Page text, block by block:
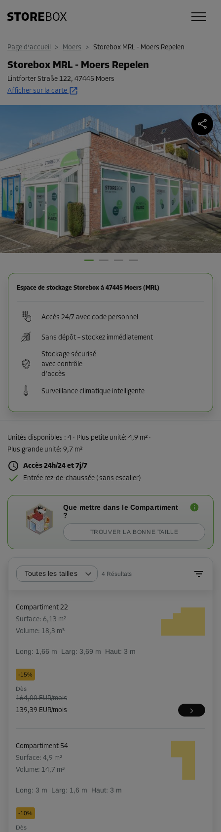
Page d'accueil > Moers > Storebox MRL - Moers Repelen
Storebox MRL - Moers Repelen
Lintforter Straße 122, 47445 Moers
Afficher sur la carte
Espace de stockage Storebox à 47445 Moers (MRL)
Accès 24/7 avec code personnel
Sans dépôt – stockez immédiatement
Stockage sécurisé
avec contrôle
d’accès
Surveillance climatique intelligente
Unités disponibles : 4 · Plus petite unité: 4,9 m² ·
Plus grande unité: 9,7 m²
Accès 24h/24 et 7j/7
Entrée rez-de-chaussée (sans escalier)
Que mettre dans le Compartiment
?
TROUVER LA BONNE TAILLE
Toutes les tailles 4 Résultats
Compartiment 22
Surface: 6,13 m²
Volume: 18,3 m³
Long: 1,66 m Larg: 3,69 m Haut: 3 m
-15%
Dès
164,00 EUR/mois
139,39 EUR/mois
Compartiment 54
Surface: 4,9 m²
Volume: 14,7 m³
Long: 3 m Larg: 1,6 m Haut: 3 m
-10%
Dès